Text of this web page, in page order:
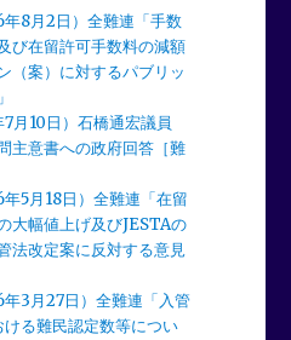
8月2日）全難連「手数
び在留許可手数料の減額
（案）に対するパブリッ
月10日）石橋通宏議員
主意書への政府回答［難
5月18日）全難連「在留
大幅値上げ及びJESTAの
法改定案に反対する意見
3月27日）全難連「入管
る難民認定数等につい